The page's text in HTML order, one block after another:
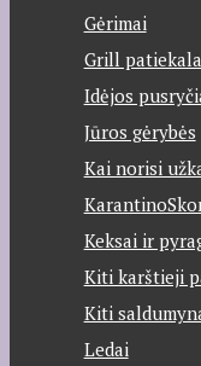
Gėrimai
Grill
Idėjos
Jūros gėrybės
Kai norisi
Keksai ir
Kiti karštieji
Kiti
Ledai